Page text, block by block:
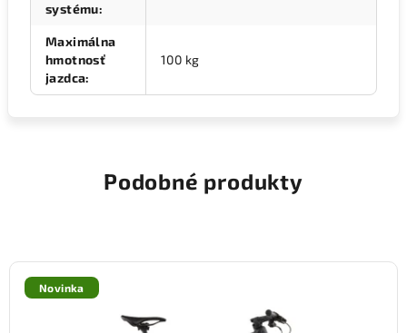
systému:
Maximálna
hmotnosť
jazdca:
100 kg
Podobné produkty
Novinka